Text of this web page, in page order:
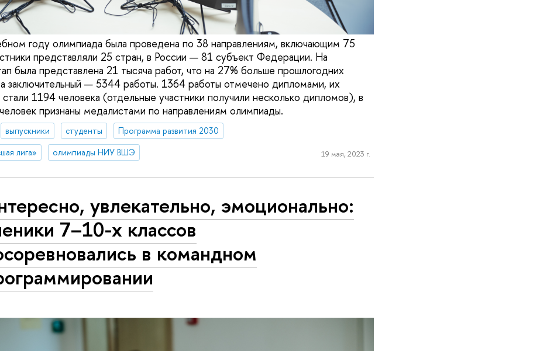
году олимпиада была проведена по 38 направлениям, включающим 75
представляли 25 стран, в России — 81 субъект Федерации. На
была представлена 21 тысяча работ, что на 27% больше прошлогодних
заключительный — 5344 работы. 1364 работы отмечено дипломами, их
1194 человека (отдельные участники получили несколько дипломов), в
признаны медалистами по направлениям олимпиады.
выпускники студенты
Программа развития 2030
лига»
олимпиады НИУ ВШЭ 19 мая, 2023 г.
увлекательно, эмоционально:
7–10-х классов
в командном